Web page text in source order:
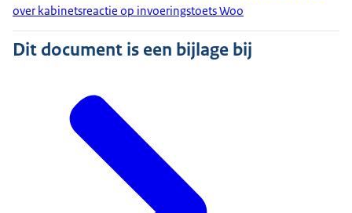
over kabinetsreactie op invoeringstoets Woo
Dit document is een bijlage bij